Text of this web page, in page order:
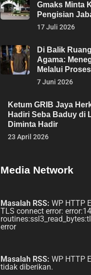
Gmaks Minta
Pengisian
17 Juli 2026
Di Balik
Agama:
Melalui
7 Juni 2026
Ketum GRIB Jaya
Hadiri Seba Baduy di
Diminta Hadir
23 April 2026
Media Network
Masalah RSS: WP HTTP
TLS connect error:
error
Masalah RSS: WP HTTP
tidak diberikan.